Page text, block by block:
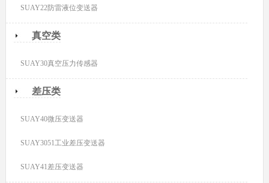
SUAY22防雷液位变送器
真空类
SUAY30真空压力传感器
差压类
SUAY40微压变送器
SUAY3051工业差压变送器
SUAY41差压变送器